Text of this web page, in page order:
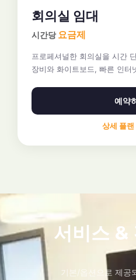
회의실 임대
시간당요금제
프로페셔널한 회의실을 시간
장비와 화이트보드, 빠른 인터
예약
상세 플
서비스 &
기본/옵션으로 제공